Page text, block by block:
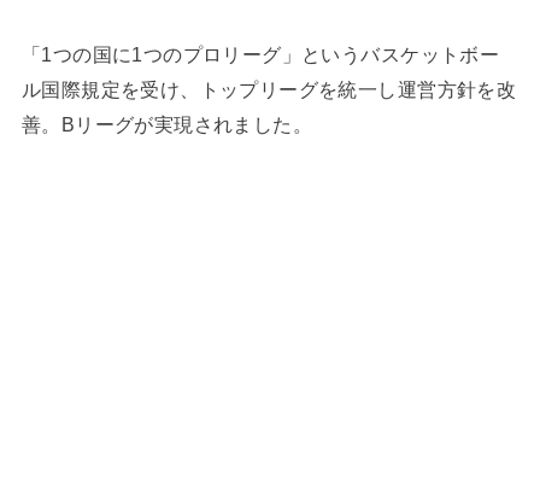
「1つの国に1つのプロリーグ」というバスケットボー
ル国際規定を受け、トップリーグを統一し運営方針を改
善。Bリーグが実現されました。